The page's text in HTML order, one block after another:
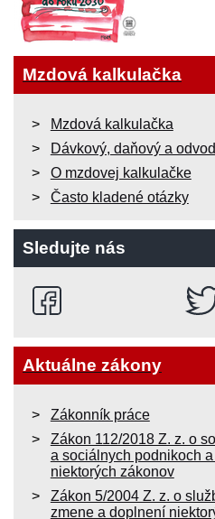
Mzdová kalkulačka
Mzdová kalkulačka
Dávkový, daňový a
O mzdovej kalkulačke
Často kladené otázky
Sledujte nás
Aktuálne zákony
Zákonník práce
Zákon 112/2018 Z. z. o
a sociálnych podnikoch
niektorých zákonov
Zákon 5/2004 Z. z. o
zmene a doplnení